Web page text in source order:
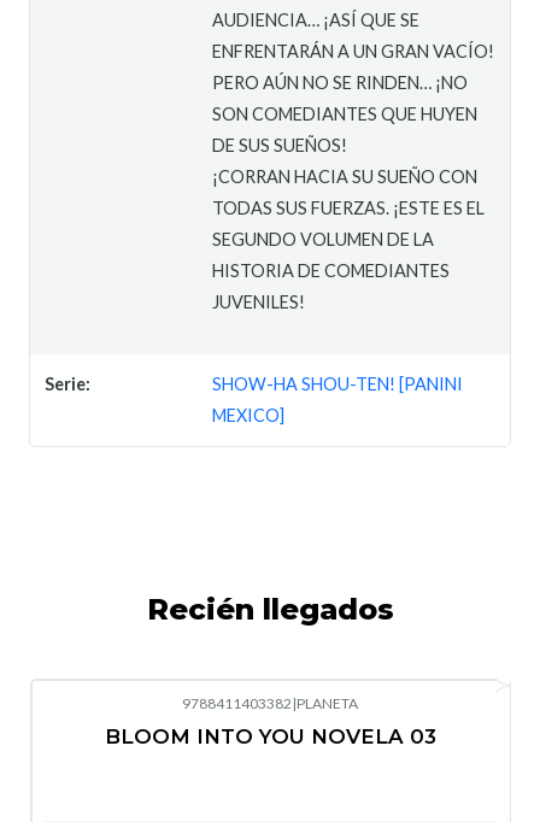
AUDIENCIA… ¡ASÍ QUE SE
ENFRENTARÁN A UN GRAN VACÍO!
PERO AÚN NO SE RINDEN… ¡NO
SON COMEDIANTES QUE HUYEN
DE SUS SUEÑOS!
¡CORRAN HACIA SU SUEÑO CON
TODAS SUS FUERZAS. ¡ESTE ES EL
SEGUNDO VOLUMEN DE LA
HISTORIA DE COMEDIANTES
JUVENILES!
Serie:
SHOW-HA SHOU-TEN! [PANINI
MEXICO]
Recién llegados
Nuevo
9788411403382 |PLANETA
BLOOM INTO YOU NOVELA 03